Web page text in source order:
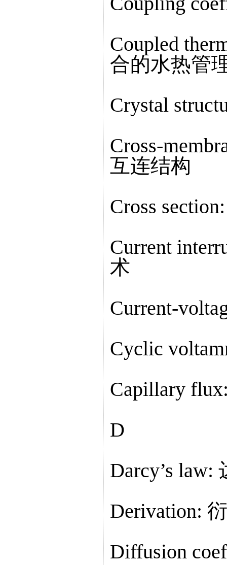
Coupled
合的水热管
Crystal
Cross-
互连结构
Cross
Current
术
Current-
Cyclic
Capillary
D
Darcy’s law:
Derivation:
Diffusion